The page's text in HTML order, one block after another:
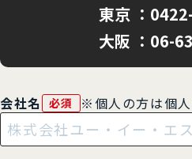
東京
大阪
06-
会社名 必須 ※個人の方は個